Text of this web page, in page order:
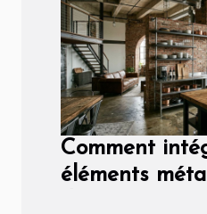
Comment
éléments